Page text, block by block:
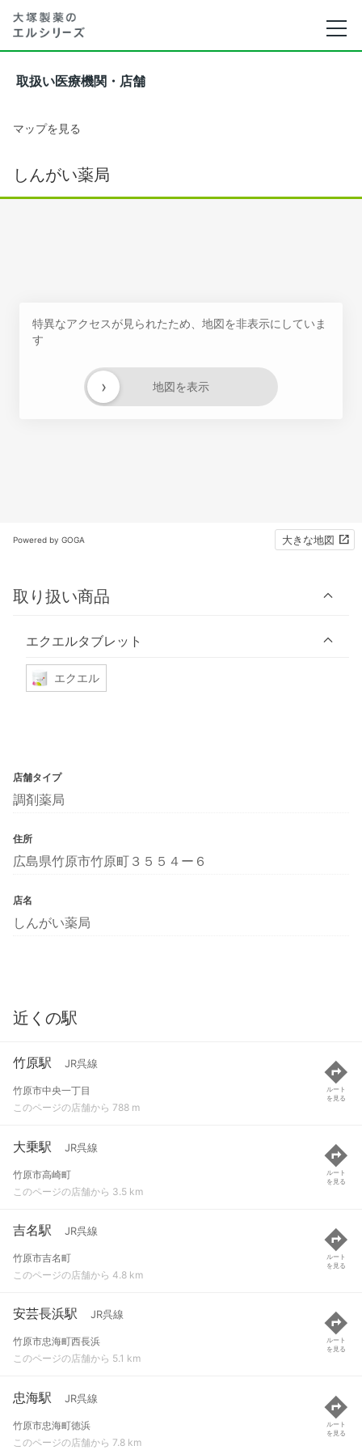
取扱い医療機関・店舗
マップを見る
しんがい薬局
特異なアクセスが見られたため、地図を非表示にしていま
す
地図を表示
›
Powered by GOGA 大きな地図
取り扱い商品
エクエルタブレット
エクエル
店舗タイプ
調剤薬局
住所
広島県竹原市竹原町３５５４ー６
店名
しんがい薬局
近くの駅
竹原駅 JR呉線
竹原市中央一丁目
このページの店舗から 788 m
ルート
を見る
大乗駅 JR呉線
竹原市高崎町
このページの店舗から 3.5 km
ルート
を見る
吉名駅 JR呉線
竹原市吉名町
このページの店舗から 4.8 km
ルート
を見る
安芸長浜駅 JR呉線
竹原市忠海町西長浜
このページの店舗から 5.1 km
ルート
を見る
忠海駅 JR呉線
竹原市忠海町徳浜
このページの店舗から 7.8 km
ルート
を見る